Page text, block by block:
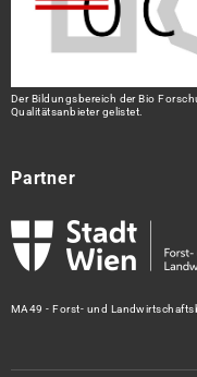
Der Bildungsbereich der Bio
Qualitätsanbieter gelistet.
Partner
MA49 - Forst- und